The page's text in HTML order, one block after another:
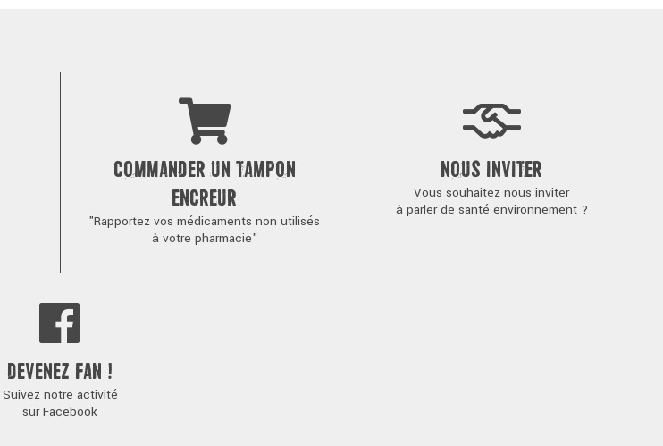
COMMANDER UN TAMPON
ENCREUR
"Rapportez vos médicaments non utilisés
à votre pharmacie"
NOUS INVITER
Vous souhaitez nous inviter
à parler de santé environnement ?
DEVENEZ FAN !
Suivez notre activité
sur Facebook